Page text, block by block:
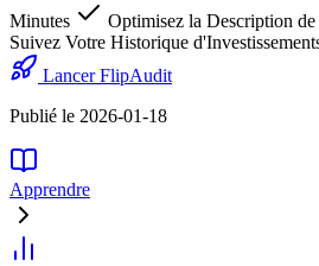
Minutes
Optimisez la Description
Suivez Votre Historique
Lancer FlipAudit
Publié le 2026-01-18
Apprendre